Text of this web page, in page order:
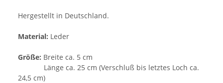
Hergestellt in Deutschland.
Material: Leder
Größe: Breite ca. 5 cm
Länge ca. 25 cm (Verschluß bis letztes Loch ca.
24,5 cm)